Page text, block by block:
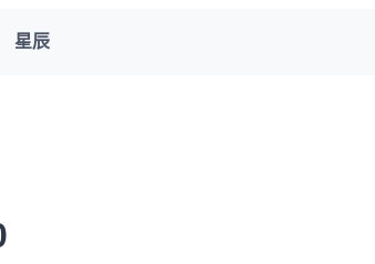
星辰